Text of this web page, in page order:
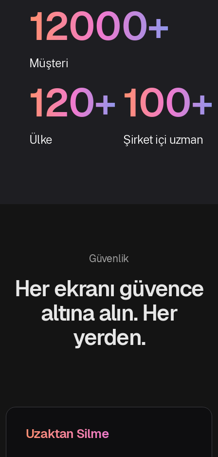
12000+
Müşteri
120+
Ülke
100+
Şirket içi uzman
Güvenlik
Her ekranı güvence
altına alın. Her
yerden.
Uzaktan Silme